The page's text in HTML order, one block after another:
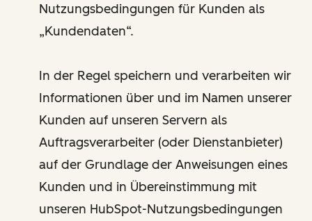
Nutzungsbedingungen für Kunden als
„Kundendaten“.
In der Regel speichern und verarbeiten wir
Informationen über und im Namen unserer
Kunden auf unseren Servern als
Auftragsverarbeiter (oder Dienstanbieter)
auf der Grundlage der Anweisungen eines
Kunden und in Übereinstimmung mit
unseren HubSpot-Nutzungsbedingungen